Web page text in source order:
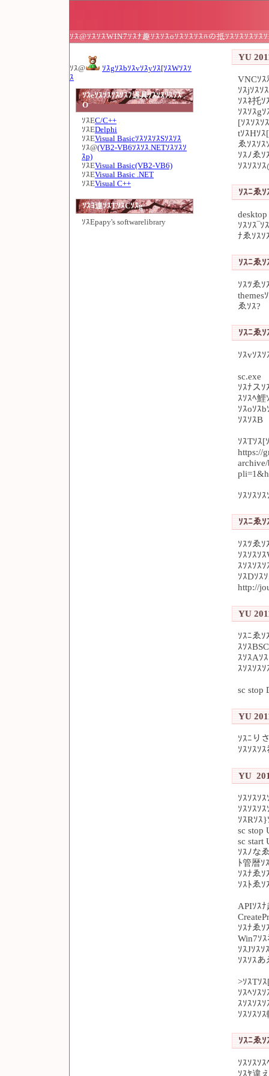
ｿｽ@ｿｽｿｽWIN7ｿｽﾅ趣ｿｽｿｽoｿｽｿｽｿｽﾊの抵ｿｽｿｽｿｽｿｽ
ｿｽ@
ｿｽgｿｽbｿｽvｿｽyｿｽ[ｿｽWｿｽｿ
ｽ
ｿｽeｿｽｿｽｿｽｿｽﾌ過具ｿｽｿｽｿｽｿｽ
O
ｿｽEC/C++
ｿｽEDelphi
ｿｽEVisual BasicｿｽｿｽｿｽSｿｽｿｽ
ｿｽ@(VB2-VB6ｿｽｿｽ.NETｿｽｿｽｿ
ｽp)
ｿｽEVisual Basic(VB2-VB6)
ｿｽEVisual Basic .NET
ｿｽEVisual C++
ｿｽﾖ連ｿｽTｿｽCｿｽg
ｿｽEpapy's softwarelibrary
YU
VNCｿｽ
ｿｽjｿｽｿ
ｿｽﾈ托ｿ
ｿｽｿｽg
[ｿｽｿｽｿ
tｿｽHｿｽ
ゑｿｽｿｽ
ｿｽﾉゑｿ
ｿｽｿｽｿ
ｿｽﾆゑ
ｿｽｿｽ‾
ﾅゑｿｽｿ
ｿｽﾆゑ
ｿｽﾂゑｿ
themes
ゑｿｽ?
ｿｽﾆゑ
ｿｽvｿｽ
sc.exe
ｿｽﾅスｿ
ｽｿｽﾍ鯉
ｿｽoｿｽ
ｿｽｿｽB
ｿｽTｿｽ[
https://
ｿｽｿｽｿ
ｿｽﾆゑ
ｿｽﾂゑｿ
ｿｽｿｽｿ
ｽｿｽｿｽｿ
ｿｽDｿｽ
http://
YU
ｿｽﾆゑｿ
ｽｿｽ
ｽｿｽAｿ
ｽｿｽｿｽ
sc stop
YU
ｿｽﾆり
ｿｽｿｽｿ
YU
ｿｽｿｽｿ
ｿｽｿｽｿｽ
ｿｽRｿｽ
sc stop
sc start
ｿｽﾉな
ﾄ管暦ｿ
ｿｽﾅゑｿ
ｿｽﾄゑｿ
APIｿｽ
ｿｽﾅゑｿ
Win7ｿ
ｿｽJｿｽ
ｿｽｿｽあ
>ｿｽTｿ
ｿｽﾍｿｽ
ｽｿｽｿｽ
ｿｽｿｽｿ
ｿｽﾆゑ
ｿｽｿｽｿ
ｿｽﾔ違